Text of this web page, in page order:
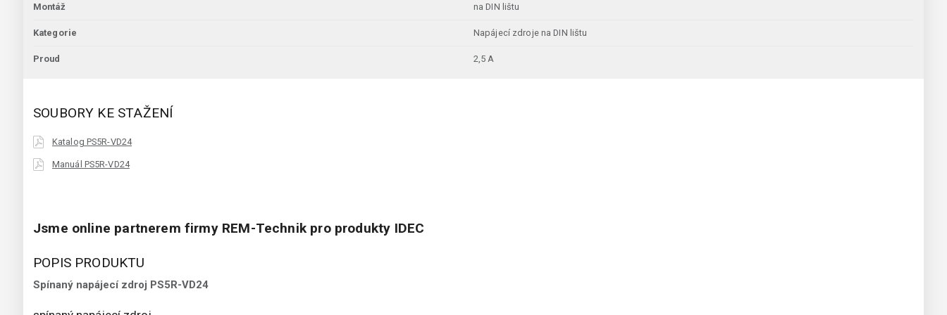
Montáž na DIN lištu
Kategorie Napájecí zdroje na DIN lištu
Proud 2,5 A
SOUBORY KE STAŽENÍ
Katalog PS5R-VD24
Manuál PS5R-VD24
Jsme online partnerem firmy REM-Technik pro produkty IDEC
POPIS PRODUKTU
Spínaný napájecí zdroj PS5R-VD24